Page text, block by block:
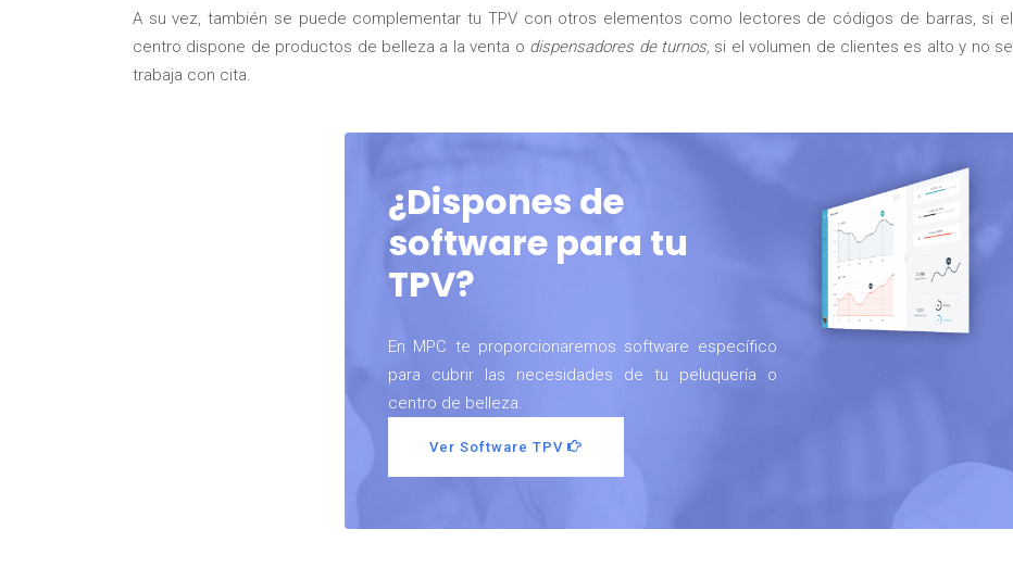
A su vez, también se puede complementar tu TPV con otros elementos como lectores de códigos de barras, si el
centro dispone de productos de belleza a la venta o dispensadores de turnos, si el volumen de clientes es alto y no se
trabaja con cita.
¿Dispones de
software para tu
TPV?
En MPC te proporcionaremos software específico
para cubrir las necesidades de tu peluquería o
centro de belleza.
Ver Software TPV